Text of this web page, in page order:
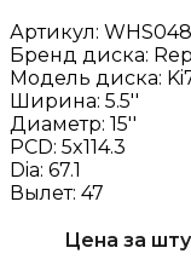
Артикул:
Бренд диска:
Модель диска:
Ширина: 5.5''
Диаметр: 15''
PCD: 5x114.3
Dia: 67.1
Вылет: 47
Цена за